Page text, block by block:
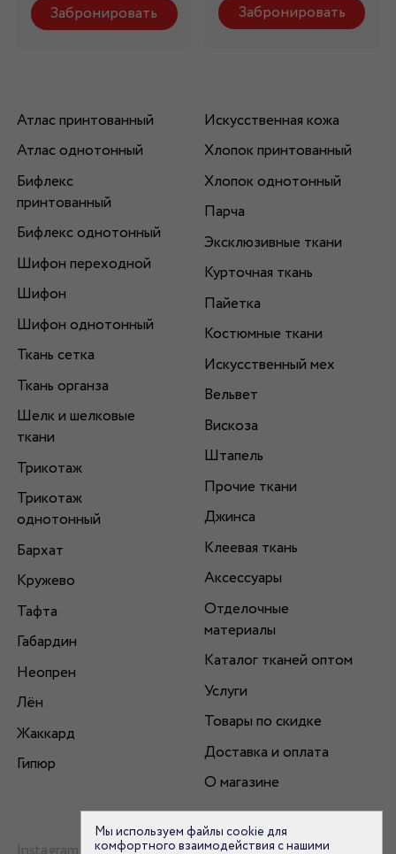
Забронировать Забронировать
Атлас принтованный
Атлас однотонный
Бифлекс
принтованный
Бифлекс однотонный
Шифон переходной
Шифон
Шифон однотонный
Ткань сетка
Ткань органза
Шелк и шелковые
ткани
Трикотаж
Трикотаж
однотонный
Бархат
Кружево
Тафта
Габардин
Неопрен
Лён
Жаккард
Гипюр
Искусственная кожа
Хлопок принтованный
Хлопок однотонный
Парча
Эксклюзивные ткани
Курточная ткань
Пайетка
Костюмные ткани
Искусственный мех
Вельвет
Вискоза
Штапель
Прочие ткани
Джинса
Клеевая ткань
Аксессуары
Отделочные
материалы
Каталог тканей оптом
Услуги
Товары по скидке
Доставка и оплата
О магазине
Мы используем файлы cookie для
комфортного взаимодействия с нашими